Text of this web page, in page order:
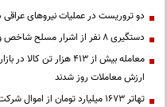
دو تروریست در عملیات نیروهای عراقی
دستگیری ۸ نفر از اشرار مسلح شاخص و مرتبطین گروهک‌های تروریستی
معامله بیش از ۴۱۳ هزار
ارزش معاملات روز شدند
تهاتر ۱۶۷۳ میلیارد تومان از اموال شرکت‌های تراستی